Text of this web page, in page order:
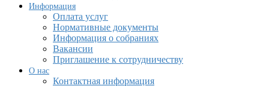
Информация
Оплата услуг
Нормативные документы
Информация о собраниях
Вакансии
Приглашение к сотрудничеству
О нас
Контактная информация